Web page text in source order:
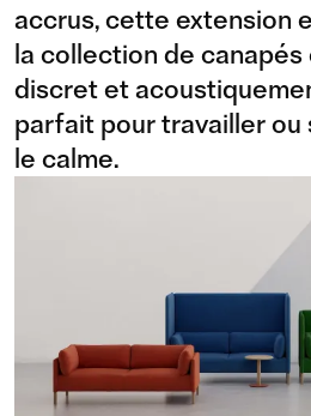
accrus, cette extension
la collection de
discret et
parfait pour travailler ou
le calme.